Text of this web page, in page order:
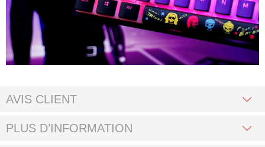
AVIS CLIENT
PLUS D’INFORMATION